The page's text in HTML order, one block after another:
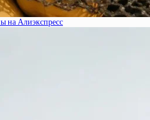
на Алиэкспресс